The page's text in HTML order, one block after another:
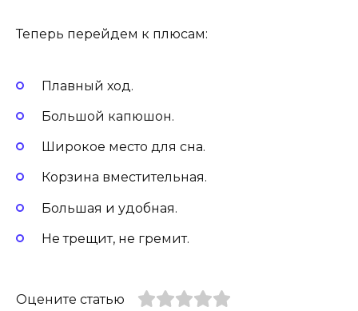
Теперь перейдем к плюсам:
Плавный ход.
Большой капюшон.
Широкое место для сна.
Корзина вместительная.
Большая и удобная.
Не трещит, не гремит.
Оцените статью